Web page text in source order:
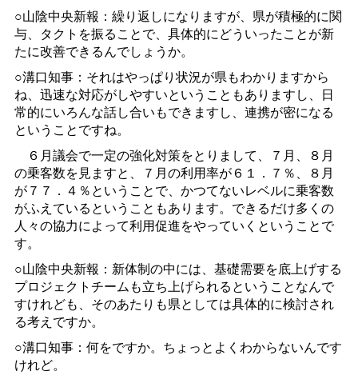
○山陰中央新報：繰り返しになりますが、県が積極的に関
与、タクトを振ることで、具体的にどういったことが新
たに改善できるんでしょうか。
○溝口知事：それはやっぱり状況が県もわかりますから
ね、迅速な対応がしやすいということもありますし、日
常的にいろんな話し合いもできますし、連携が密になる
ということですね。
６月議会で一定の強化対策をとりまして、７月、８月
の乗客数を見ますと、７月の利用率が６１．７％、８月
が７７．４％ということで、かつてないレベルに乗客数
がふえているということもあります。できるだけ多くの
人々の協力によって利用促進をやっていくということで
す。
○山陰中央新報：新体制の中には、基礎需要を底上げする
プロジェクトチームも立ち上げられるということなんで
すけれども、そのあたりも県としては具体的に検討され
る考えですか。
○溝口知事：何をですか。ちょっとよくわからないんです
けれど。